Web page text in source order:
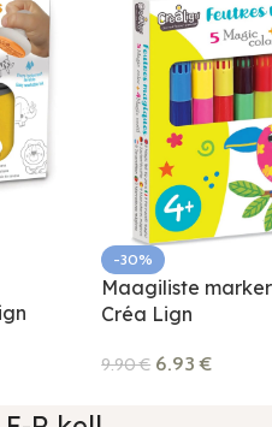
-30%
Maagiliste
Créa Lign
9.90€ 6.93€